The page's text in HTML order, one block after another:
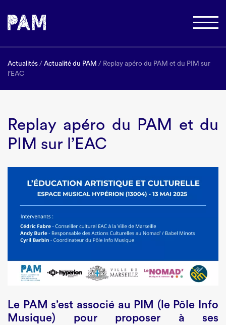
Actualités / Actualité du PAM / Replay apéro du PAM et du PIM sur
l’EAC
Replay apéro du PAM et du
PIM sur l’EAC
Le PAM s’est associé au PIM (le Pôle Info
Musique) pour proposer à ses